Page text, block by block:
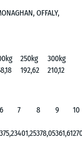
OFFALY,
250kg
300kg
192,62 210,12
6 7 8 9
10
375,23401,25378,05361,61